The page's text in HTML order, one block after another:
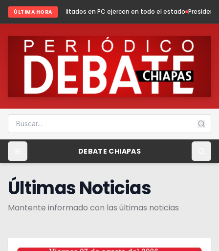
ÚLTIMA HORA
en PC ejercen en todo el estado Presidenta Fabiola Ricci
DEBATE CHIAPAS
Últimas Noticias
Mantente informado con las últimas noticias